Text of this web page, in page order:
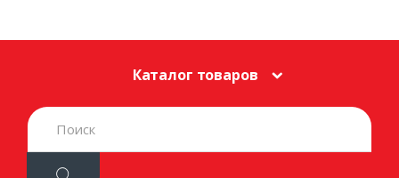
Каталог товаров
S
e